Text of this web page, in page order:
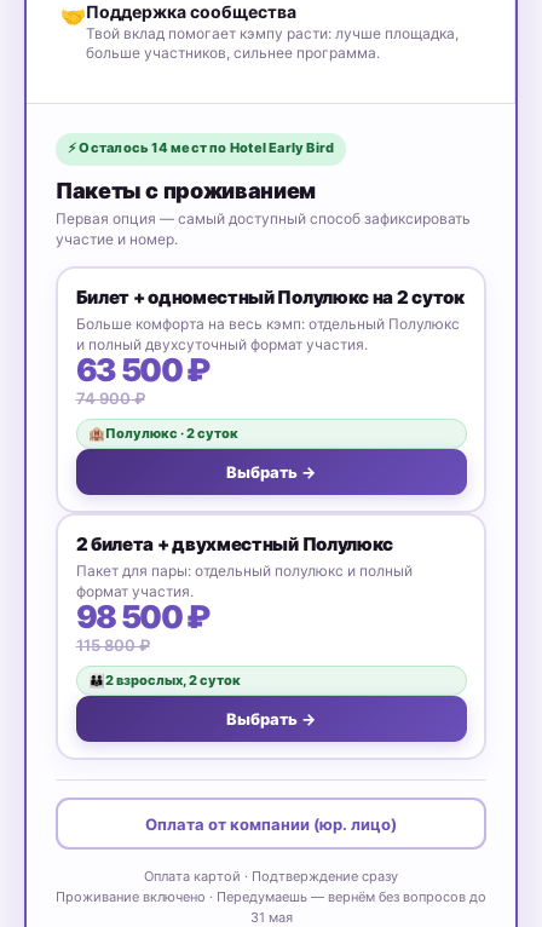
🤝Поддержка сообщества
Твой вклад помогает кэмпу расти: лучше площадка,
больше участников, сильнее программа.
⚡ Осталось 14 мест по Hotel Early Bird
Пакеты с проживанием
Первая опция — самый доступный способ зафиксировать
участие и номер.
Билет + одноместный Полулюкс на 2 суток
Больше комфорта на весь кэмп: отдельный Полулюкс
и полный двухсуточный формат участия.
63 500 ₽
74 900 ₽
🏨Полулюкс · 2 суток
Выбрать →
2 билета + двухместный Полулюкс
Пакет для пары: отдельный полулюкс и полный
формат участия.
98 500 ₽
115 800 ₽
👪2 взрослых, 2 суток
Выбрать →
Оплата от компании (юр. лицо)
Оплата картой · Подтверждение сразу
Проживание включено · Передумаешь — вернём без вопросов до
31 мая